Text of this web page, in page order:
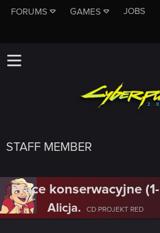
FORUMS GAMES JOBS
STAFF MEMBER
Prace konserwacyjne
Alicja. CD PROJEKT RED